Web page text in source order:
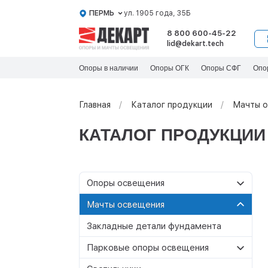
ПЕРМЬ ул. 1905 года, 35Б
8 800 600-45-22
lid@dekart.tech
Опоры в наличии Опоры ОГК Опоры СФГ
Главная Каталог продукции Мачты
КАТАЛОГ ПРОДУКЦИИ
Oпоры oсвeщения
Силовые опоры
освещения
Граненые силовые опоры
МС
Круглоконические силовые
Несиловые опоры
освещения
Мачты освещения
Со стационарной короной
МС-С
Закладные детали фундамента
Парковые опоры освещения